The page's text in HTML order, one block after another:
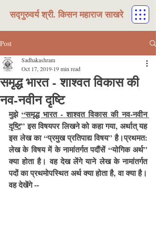
सद्गुरुवर्य श्री. किसन महाराज साखरे
Post
समृद्ध भारत - शाश्वत विकास की
नव-नवीन दृष्टि
Sadhakashram
Oct 17, 2019 19 min read
मुझे “समृद्ध भारत - शाश्वत विकास की नव-नवीन
दृष्टि” इस विषयपर लिखने को कहा गया, अर्थात् यह
इस लेख का “प्रमुख प्रतिपाद्य विषय” है।प्रथमत:
लेख के विषय में के नामांतर्गत पदौंसें “योगिक अर्थ”
क्या होता है। वह देख लेंगे याने लेख के नामांतर्गत
पदों का प्रथमोपस्थित अर्थ क्या होता है, वा क्या है।
वह देखेंगे --